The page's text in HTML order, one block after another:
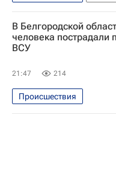
Псковская область
Российская
В Белгородской
человека пострадали
ВСУ
21:47 214
Происшествия
Специальная военная